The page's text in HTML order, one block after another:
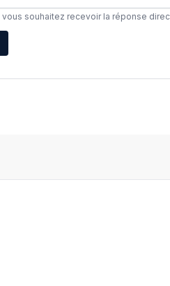
souhaitez recevoir la réponse